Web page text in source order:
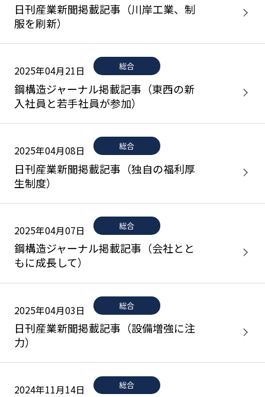
日刊産業新聞掲載記事（川岸工業、制
服を刷新）
2025年04月21日 総合
鋼構造ジャーナル掲載記事（東西の新
入社員と若手社員が参加）
2025年04月08日 総合
日刊産業新聞掲載記事（独自の福利厚
生制度）
2025年04月07日 総合
鋼構造ジャーナル掲載記事（会社とと
もに成長して）
2025年04月03日 総合
日刊産業新聞掲載記事（設備増強に注
力）
2024年11月14日 総合